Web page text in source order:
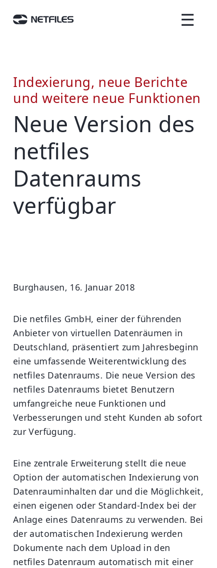
☰
Indexierung, neue Berichte
und weitere neue Funktionen
Neue Version des
netfiles
Datenraums
verfügbar
Burghausen, 16. Januar 2018
Die netfiles GmbH, einer der führenden
Anbieter von virtuellen Datenräumen in
Deutschland, präsentiert zum Jahresbeginn
eine umfassende Weiterentwicklung des
netfiles Datenraums. Die neue Version des
netfiles Datenraums bietet Benutzern
umfangreiche neue Funktionen und
Verbesserungen und steht Kunden ab sofort
zur Verfügung.
Eine zentrale Erweiterung stellt die neue
Option der automatischen Indexierung von
Datenrauminhalten dar und die Möglichkeit,
einen eigenen oder Standard-Index bei der
Anlage eines Datenraums zu verwenden. Bei
der automatischen Indexierung werden
Dokumente nach dem Upload in den
netfiles Datenraum automatisch mit einer